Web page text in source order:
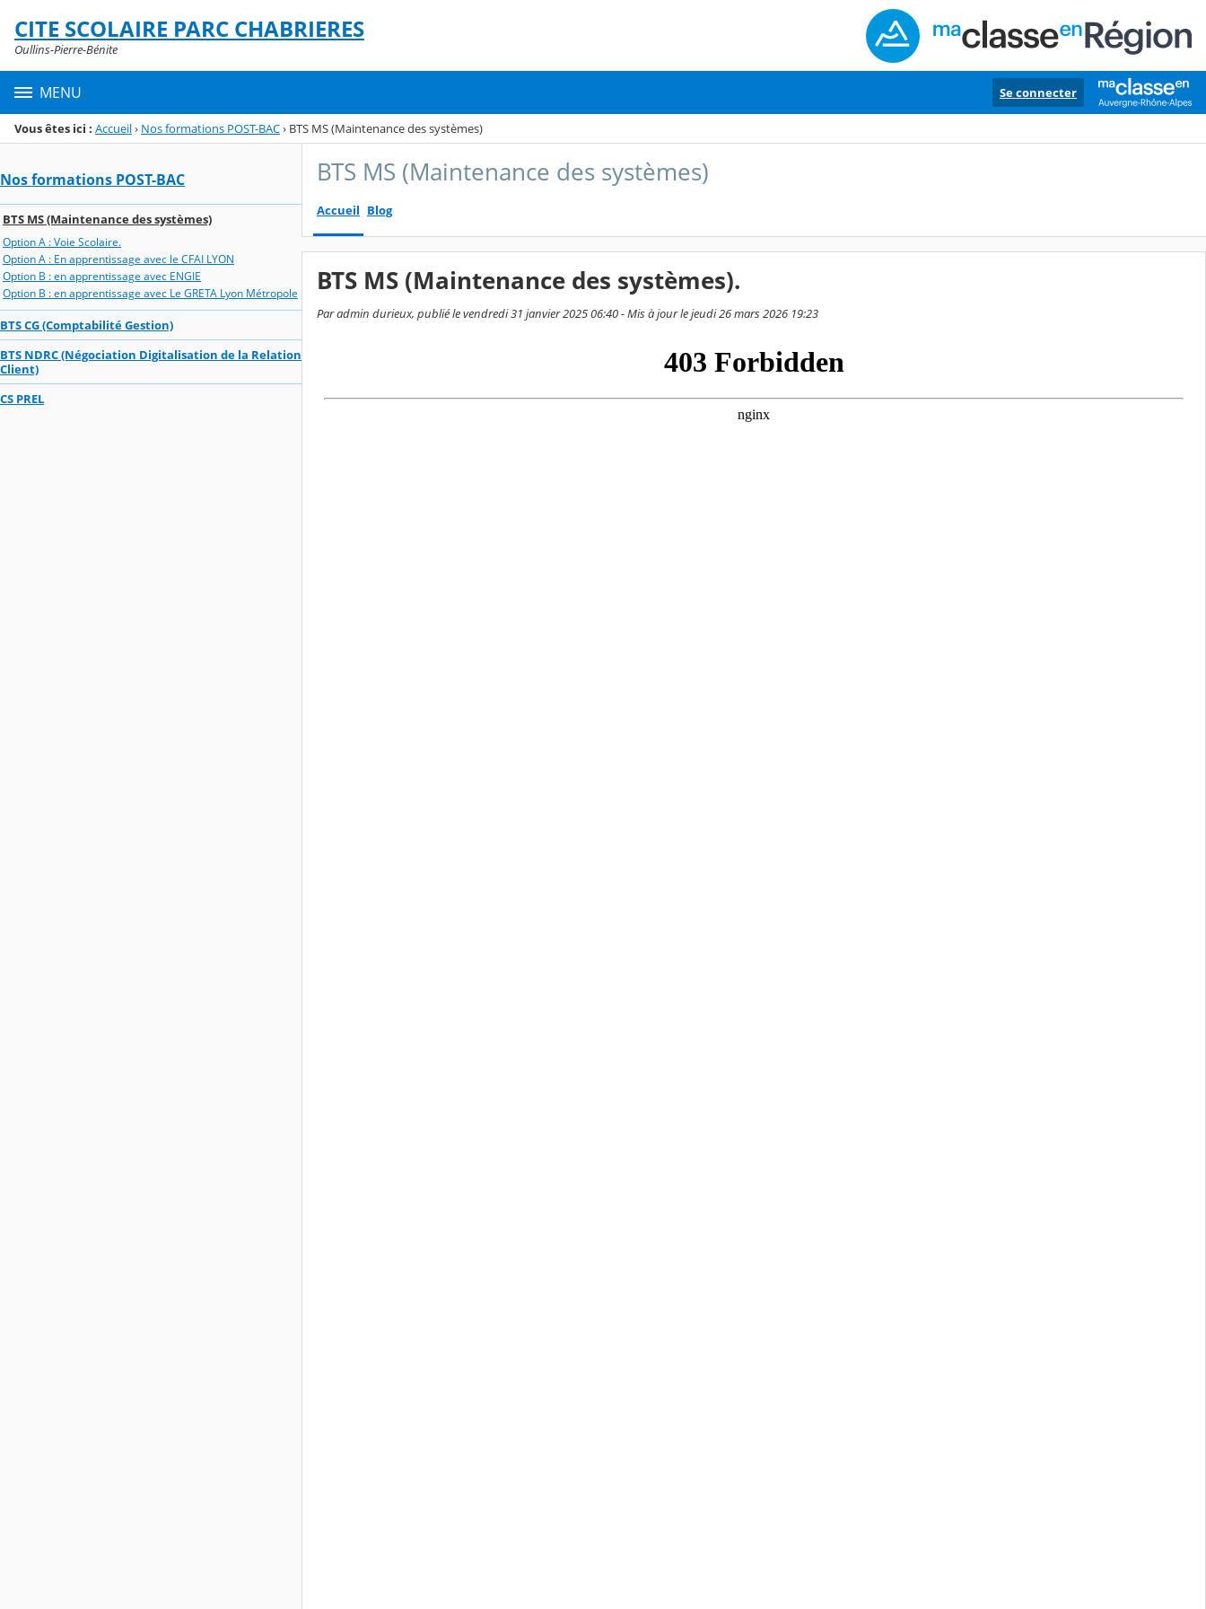
Menu de la rubrique
Contenu
CITE SCOLAIRE PARC CHABRIERES
Oullins-Pierre-Bénite
MENU Se connecter
Vous êtes ici : Accueil› Nos formations POST-BAC› BTS MS (Maintenance des systèmes)
Nos formations POST-BAC
BTS MS (Maintenance des systèmes)
Option A : Voie Scolaire.
Option A : En apprentissage avec le CFAI LYON
Option B : en apprentissage avec ENGIE
Option B : en apprentissage avec Le GRETA Lyon Métropole
BTS CG (Comptabilité Gestion)
BTS NDRC (Négociation Digitalisation de la Relation
Client)
CS PREL
BTS MS (Maintenance des systèmes)
Accueil Blog
BTS MS (Maintenance des systèmes).
Par admin durieux, publié le vendredi 31 janvier 2025 06:40 - Mis à jour le jeudi 26 mars 2026 19:23